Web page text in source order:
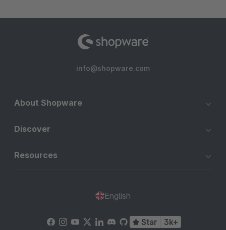
info@shopware.com
About Shopware
Discover
Resources
English
Star 3k+